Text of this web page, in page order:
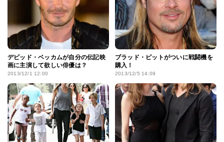
デビッド・ベッカムが自分の伝記映
画に主演して欲しい俳優は？
2013/12/1 12:00
ブラッド・ピットがついに戦闘機を
購入！
2013/12/5 14:09